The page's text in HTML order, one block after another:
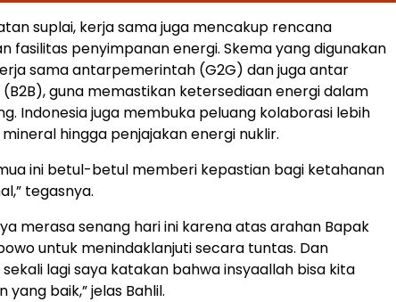
suplai, kerja sama juga mencakup rencana
fasilitas penyimpanan energi. Skema yang digunakan
sama antarpemerintah (G2G) dan juga antar
(B2B), guna memastikan ketersediaan energi dalam
Indonesia juga membuka peluang kolaborasi lebih
hingga penjajakan energi nuklir.
ini betul-betul memberi kepastian bagi ketahanan
tegasnya.
merasa senang hari ini karena atas arahan Bapak
untuk menindaklanjuti secara tuntas. Dan
lagi saya katakan bahwa insyaallah bisa kita
baik,” jelas Bahlil.